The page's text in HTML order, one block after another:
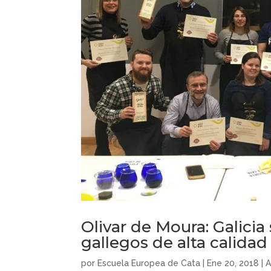
Olivar de Moura:
gallegos de alta calidad
por Escuela Europea de Cata Ene 20, 2018 |